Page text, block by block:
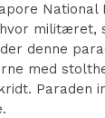
militæret,
denne
med
Paraden